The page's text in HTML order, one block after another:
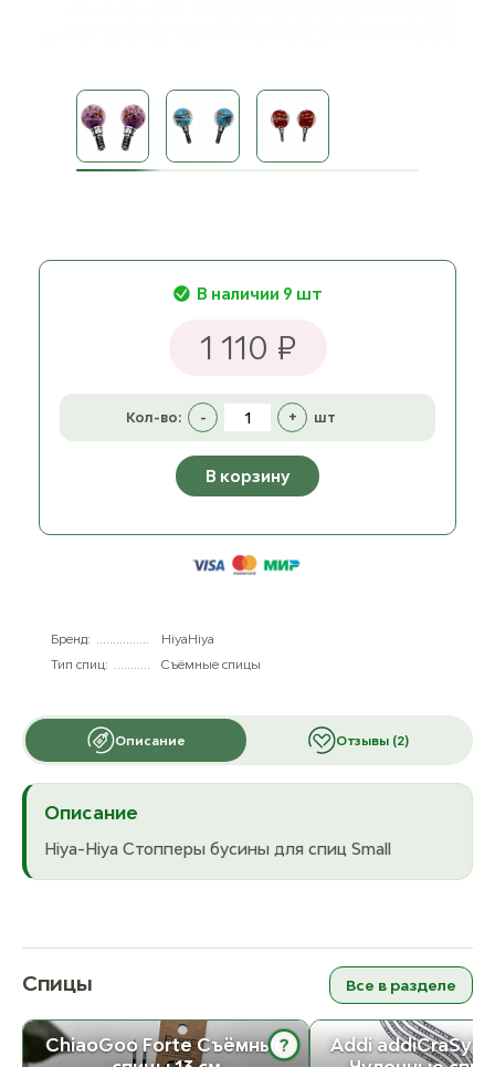
В наличии 9 шт
1 110 ₽
Кол-во: - + шт
В корзину
Бренд:
HiyaHiya
Тип спиц:
Съёмные спицы
Описание Отзывы (2)
Описание
Hiya-Hiya Стопперы бусины для спиц Small
Спицы Все в разделе
ChiaoGoo Forte Съёмные?
Addi